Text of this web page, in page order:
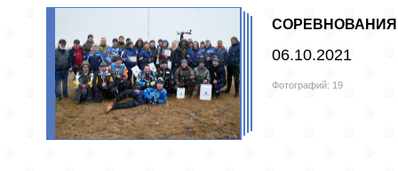
06.10.2021
Фотографий: 19